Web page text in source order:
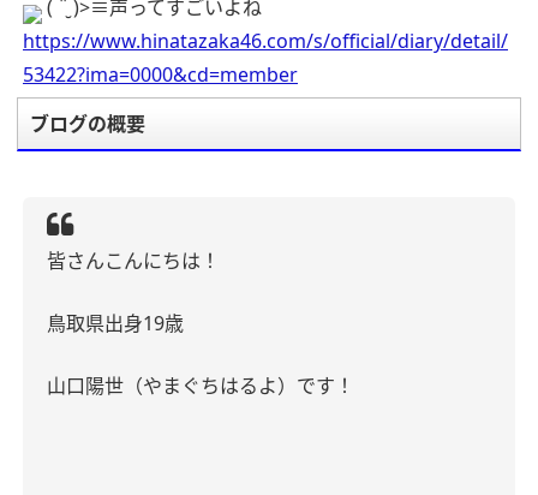
( ¨̮ )>≡声ってすごいよね
https://www.hinatazaka46.com/s/official/diary/detail/
53422?ima=0000&cd=member
ブログの概要
皆さんこんにちは！
鳥取県出身19歳
山口陽世（やまぐちはるよ）です！